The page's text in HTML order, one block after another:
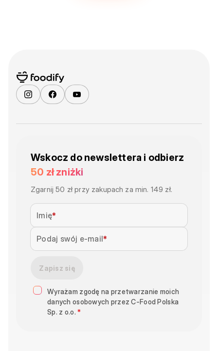
Wskocz do newslettera i odbierz
50 zł zniżki
Zgarnij 50 zł przy zakupach za min. 149 zł.
Imię
Podaj swój e-mail
Zapisz się
Wyrażam zgodę na przetwarzanie moich
danych osobowych przez C-Food Polska
Sp. z o.o.*